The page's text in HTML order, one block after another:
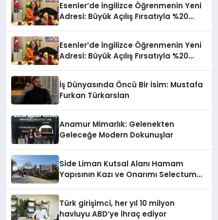
Esenler’de İngilizce Öğrenmenin Yeni
Adresi: Büyük Açılış Fırsatıyla %20
Esenler’de İngilizce Öğrenmenin Yeni
Adresi: Büyük Açılış Fırsatıyla %20
İş Dünyasında Öncü Bir İsim: Mustafa
Furkan Türkarslan
Anamur Mimarlık: Gelenekten
Geleceğe Modern Dokunuşlar
Side Liman Kutsal Alanı Hamam
Yapısının Kazı ve Onarımı Selectum
Türk girişimci, her yıl 10 milyon
havluyu ABD’ye ihraç ediyor